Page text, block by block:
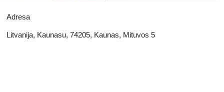
Adresa
Litvanija, Kaunasu, 74205, Kaunas, Mituvos 5